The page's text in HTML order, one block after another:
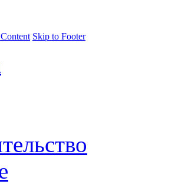
Skip to Footer